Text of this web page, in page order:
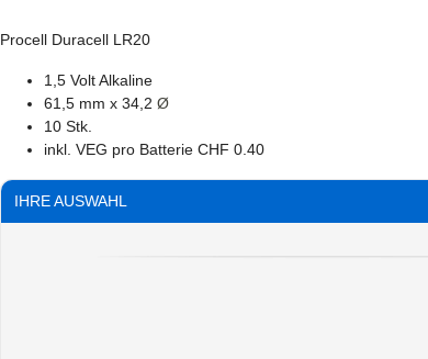
Procell Duracell LR20
1,5 Volt Alkaline
61,5 mm x 34,2 Ø
10 Stk.
inkl. VEG pro Batterie CHF 0.40
IHRE AUSWAHL